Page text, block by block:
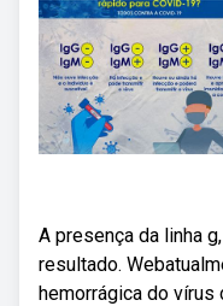
A presença da linha
resultado.
hemorrágica do